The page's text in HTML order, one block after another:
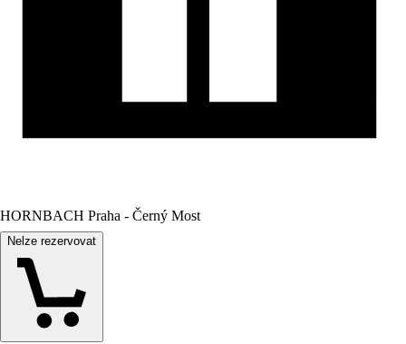
HORNBACH Praha - Černý Most
Nelze rezervovat